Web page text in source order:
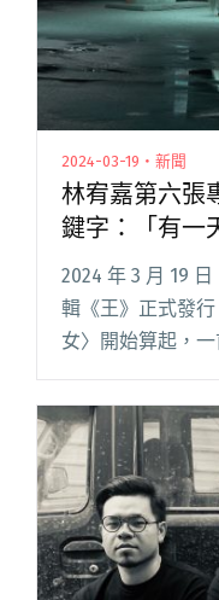
2024-03-19・新聞
林宥嘉第六張
鍵字：「有一
研，投了這
2024 年 3 月 19
輯《王》正式發
女〉開始算起，
慮、生命別離、
〈完 , 〉、〈我不
"林宥嘉第六張專
「有一天我在想
錢⋯⋯」"